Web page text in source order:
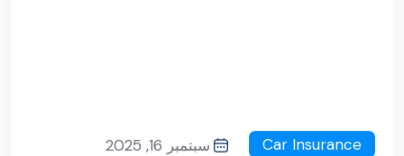
Car Insurance سبتمبر 16, 2025